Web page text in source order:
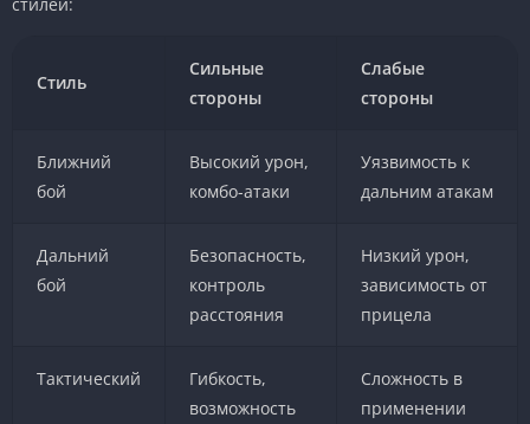
Стиль
Сильные
стороны
Слабые
стороны
Ближний
бой
Высокий урон,
комбо-атаки
Уязвимость к
дальним атакам
Дальний
бой
Безопасность,
контроль
расстояния
Низкий урон,
зависимость от
прицела
Тактический
Гибкость,
возможность
Сложность в
применении